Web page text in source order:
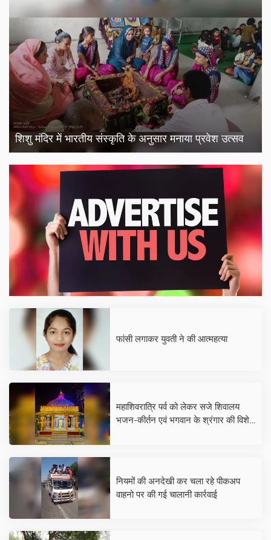
शिशु मंदिर में भारतीय संस्कृति के अनुसार मनाया प्रवेश उत्सव
फांसी लगाकर युवती ने की आत्महत्या
महाशिवरात्रि पर्व को लेकर सजे शिवालय
भजन-कीर्तन एवं भगवान के श्रंगार की विशेष
नियमों की अनदेखी कर चला रहे पीकअप
वाहनो पर की गई चालानी कार्रवाई